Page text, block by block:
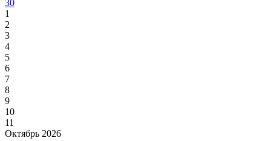
30
1
2
3
4
5
6
7
8
9
10
11
Октябрь 2026